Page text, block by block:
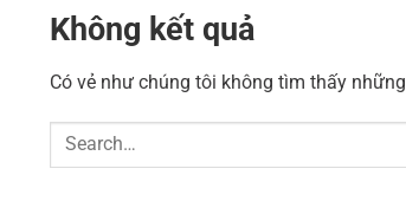
Không kết quả
Có vẻ như chúng tôi không tìm thấy